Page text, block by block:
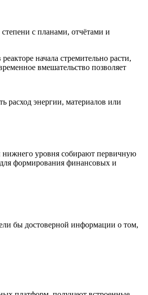
с планами, отчётами и
начала стремительно расти,
вмешательство позволяет
расход энергии, материалов или
нижнего уровня собирают первичную
формирования финансовых и
бы достоверной информации о том,